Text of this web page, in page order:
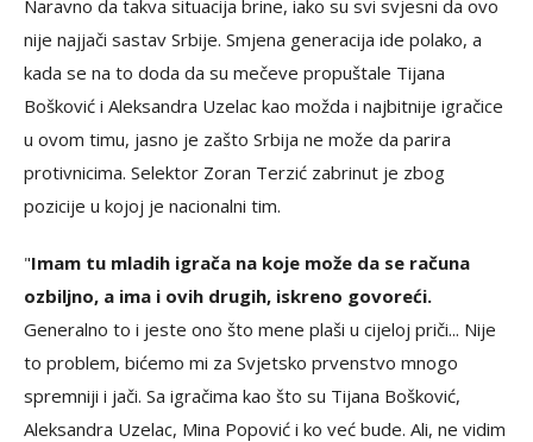
Naravno da takva situacija brine, iako su svi svjesni da ovo
nije najjači sastav Srbije. Smjena generacija ide polako, a
kada se na to doda da su mečeve propuštale Tijana
Bošković i Aleksandra Uzelac kao možda i najbitnije igračice
u ovom timu, jasno je zašto Srbija ne može da parira
protivnicima. Selektor Zoran Terzić zabrinut je zbog
pozicije u kojoj je nacionalni tim.
"Imam tu mladih igrača na koje može da se računa
ozbiljno, a ima i ovih drugih, iskreno govoreći.
Generalno to i jeste ono što mene plaši u cijeloj priči... Nije
to problem, bićemo mi za Svjetsko prvenstvo mnogo
spremniji i jači. Sa igračima kao što su Tijana Bošković,
Aleksandra Uzelac, Mina Popović i ko već bude. Ali, ne vidim